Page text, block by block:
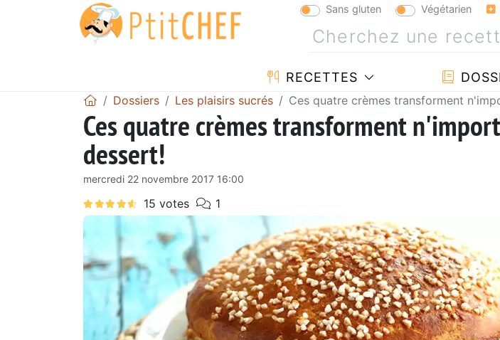
Sans gluten Végétarien
RECETTES
Dossiers Les plaisirs sucrés Ces quatre crèmes transforment
Ces quatre crèmes transforment
dessert!
mercredi 22 novembre 2017 16:00